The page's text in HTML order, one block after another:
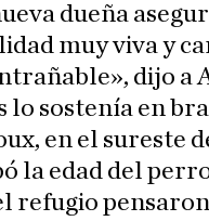
dueña
muy viva y
dijo a
lo sostenía en
en el sureste
la edad del
refugio